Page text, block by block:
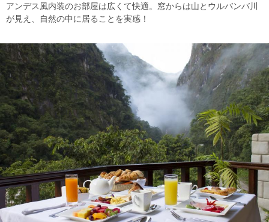
アンデス風内装のお部屋は広くて快適。窓からは山とウルバンバ川
が見え、自然の中に居ることを実感！